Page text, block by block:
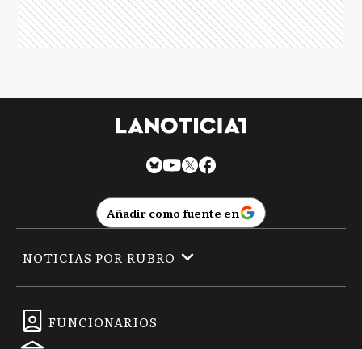
Añadir como fuente en
FUNCIONARIOS
NOTICIAS POR RUBRO